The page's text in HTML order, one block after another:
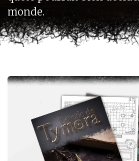
monde.